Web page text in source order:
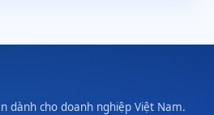
dành cho doanh nghiệp Việt Nam.